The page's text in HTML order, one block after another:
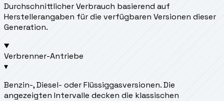
Durchschnittlicher Verbrauch basierend auf
Herstellerangaben für die verfügbaren Versionen dieser
Generation.
Verbrenner-Antriebe
▾
Benzin-, Diesel- oder Flüssiggasversionen. Die
angezeigten Intervalle decken die klassischen